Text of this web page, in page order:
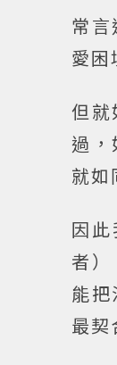
常
愛困
但就
過
就如
因
者
能
最契